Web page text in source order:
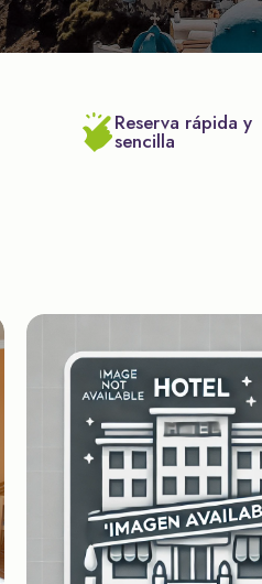
Reserva rápida y
sencilla